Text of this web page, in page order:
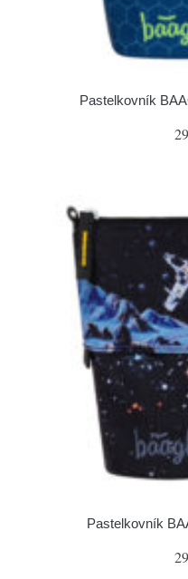
Pastelkovník
Pastelkovník